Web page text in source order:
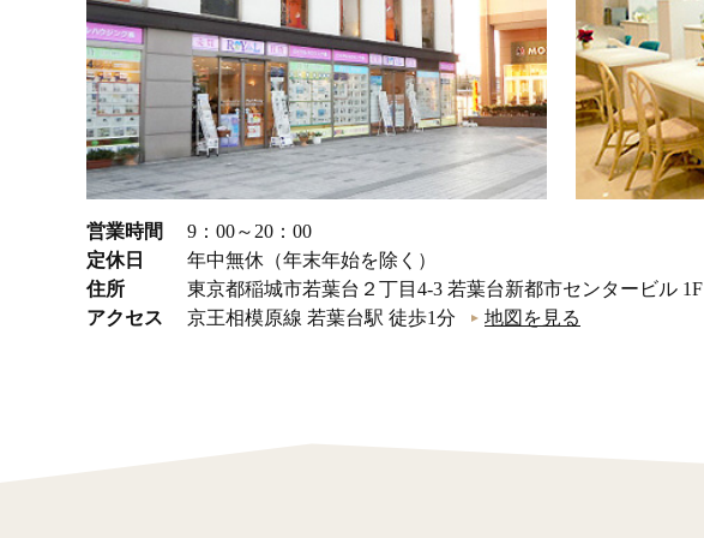
営業時間
9：00～20：00
定休日
年中無休（年末年始を除く）
住所
東京都稲城市若葉台２丁目4-3 若葉台新都市センタービル 1F
アクセス
京王相模原線 若葉台駅 徒歩1分 地図を見る